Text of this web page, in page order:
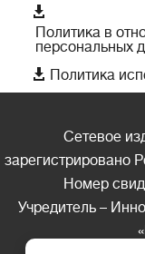

Политика в
персональных
 Политика
Сетевое
зарегистрировано
Номер
Учредитель –